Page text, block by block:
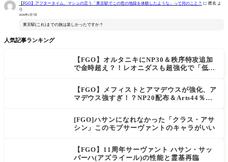
【FGO】アフタータイム、マシュの言う「東京駅でこの世の地獄を体験したような」って何のこと？ に 匿名 よ
り
2026年1月7日
東京駅(これ)までの旅は楽しかったですか？
人気記事ランキング
【FGO】オルタニキにNP30＆秩序特攻追加
で金時超え？！レオニダスも超強化で「低レ
【FGO】メフィストとアマデウスが強化、ア
マデウス強すぎ！？NP20配布＆Arts44％強
[FGO]ハサンになれなかった「クラス・アサ
シン」このモブサーヴァントのキャラがいい
【FGO】11周年サーヴァント ハサン・サッ
バーハ(アズライール)の性能と霊基再臨